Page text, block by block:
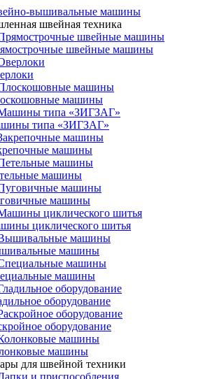
вышивальные машины
швейная техника
швейные машины
машины
типа «ЗИГЗАГ»
машины
машины
машины
циклического шитья
машины
машины
оборудование
оборудование
машины
для швейной техники